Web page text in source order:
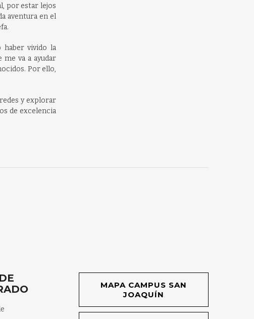
por estar lejos
aventura en el
haber vivido la
va a ayudar
Por ello,
y explorar
de excelencia
MAPA CAMPUS SAN
JOAQUÍN